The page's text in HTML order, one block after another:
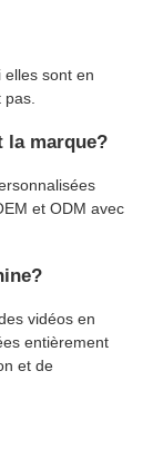
sont en
la marque?
et ODM avec
vidéos en
entièrement
et de